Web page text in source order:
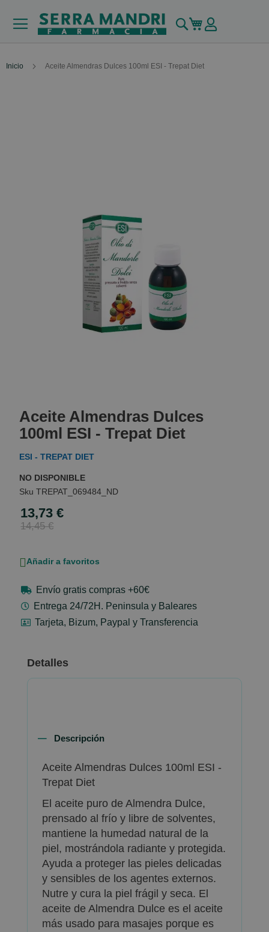
Buscar
Mi carrito
Inicio Aceite Almendras Dulces 100ml ESI - Trepat Diet
the
beginning
of
the
gallery
Aceite Almendras Dulces
100ml ESI - Trepat Diet
ESI - TREPAT DIET
NO DISPONIBLE
TREPAT_069484_ND
Special
Price
13,73 €
14,45 €
Añadir a favoritos
Envío gratis compras +60€
Entrega 24/72H. Peninsula y Baleares
Tarjeta, Bizum, Paypal y Transferencia
Detalles
Descripción
Aceite Almendras Dulces 100ml ESI -
Trepat Diet
El aceite puro de Almendra Dulce,
prensado al frío y libre de solventes,
mantiene la humedad natural de la
piel, mostrándola radiante y protegida.
Ayuda a proteger las pieles delicadas
y sensibles de los agentes externos.
Nutre y cura la piel frágil y seca. El
aceite de Almendra Dulce es el aceite
más usado para masajes porque es